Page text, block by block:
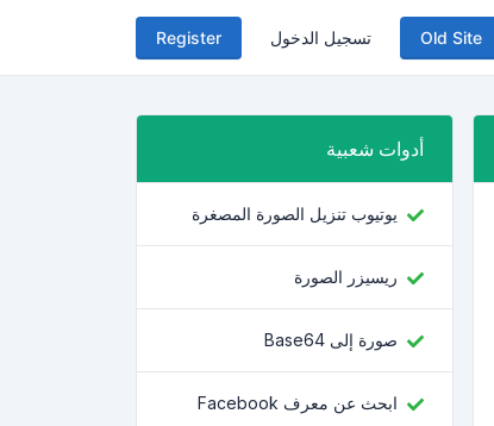
Old Site تسجيل الدخول Register
أدوات شعبية
يوتيوب تنزيل الصورة المصغرة
ريسيزر الصورة
صورة إلى Base64
ابحث عن معرف Facebook